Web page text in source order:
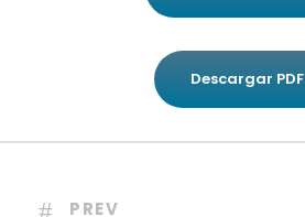
Descargar PDF
PREV